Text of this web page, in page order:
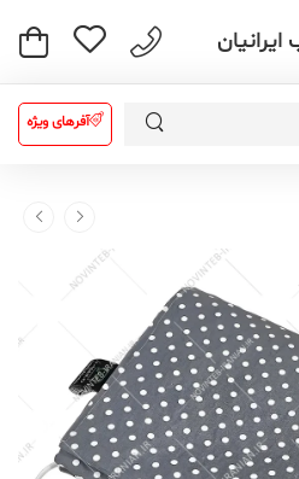
آفرهای ویژه